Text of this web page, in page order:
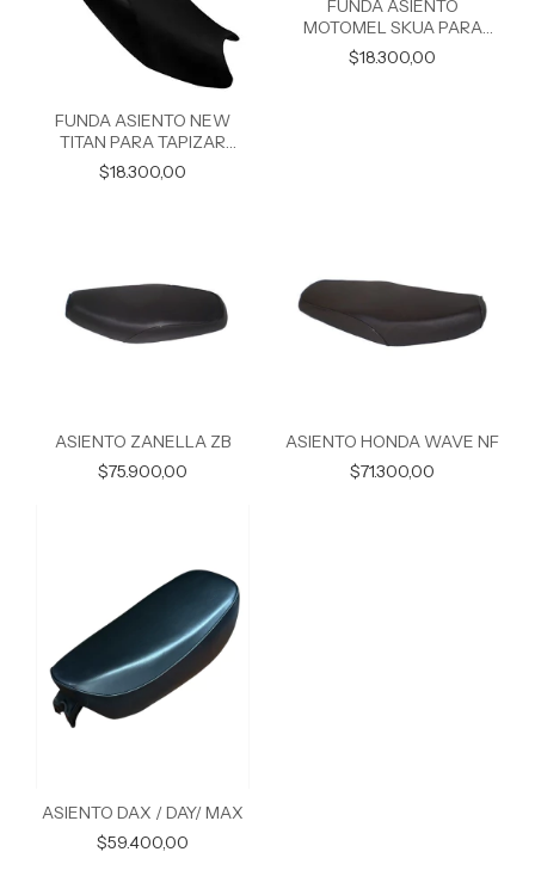
FUNDA ASIENTO NEW
TITAN PARA TAPIZAR
ANTIDESLIZANTE
$18.300,00
FUNDA ASIENTO
MOTOMEL SKUA PARA
TAPIZAR ANTIDESLIZANTE
$18.300,00
ASIENTO ZANELLA ZB
$75.900,00
ASIENTO HONDA WAVE NF
$71.300,00
ASIENTO DAX / DAY/ MAX
$59.400,00